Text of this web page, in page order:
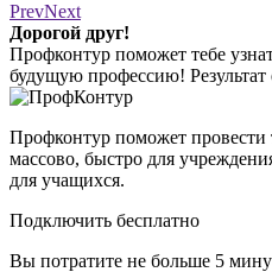
PrevNext
Дорогой друг!
Профконтур поможет тебе
будущую профессию! Результат
Профконтур поможет провести
массово, быстро для
для учащихся.
Подключить бесплатно
Вы потратите не больше 5